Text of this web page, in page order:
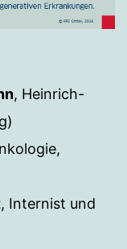
, Heinrich-
, Internist und